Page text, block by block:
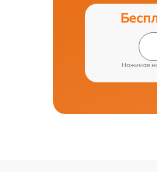
Нажимая